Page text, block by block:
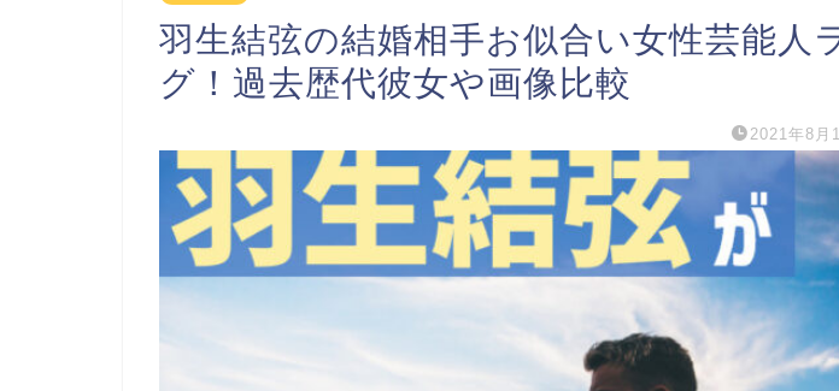
羽生結弦の結婚相手お似合い女性芸能人
グ！過去歴代彼女や画像比較
2021年8月